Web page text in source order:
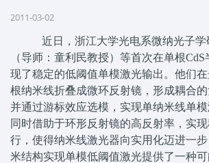
2011-03-02
近日，浙江大学光电系微纳光子学
（导师：童利民教授）等首次在单根CdS
现了稳定的低阈值单模激光输出。他们
根纳米线折叠成微环反射镜，形成耦合的
并通过游标效应选模，实现单纳米线单模
同时借助于环形反射镜的高反射率，实
行，使得纳米线激光器向实用化迈进一
米结构实现单模低阈值激光提供了一种